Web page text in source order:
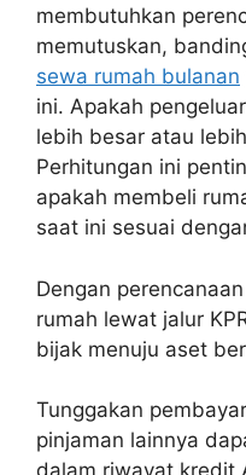
membutuhkan
memutuskan,
sewa rumah bulanan
ini. Apakah
lebih besar atau
Perhitungan ini
apakah membeli
saat ini sesuai
Dengan
rumah lewat jalur
bijak menuju aset
Tunggakan
pinjaman lainnya